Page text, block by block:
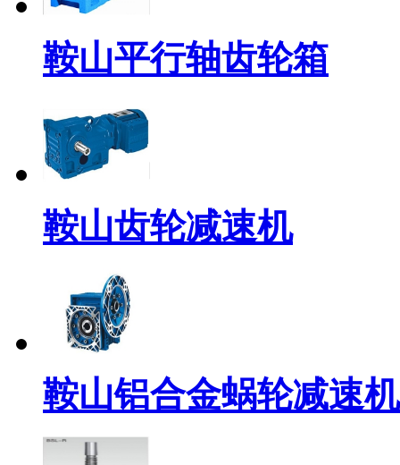
鞍山平行轴齿轮箱
鞍山齿轮减速机
鞍山铝合金蜗轮减速机